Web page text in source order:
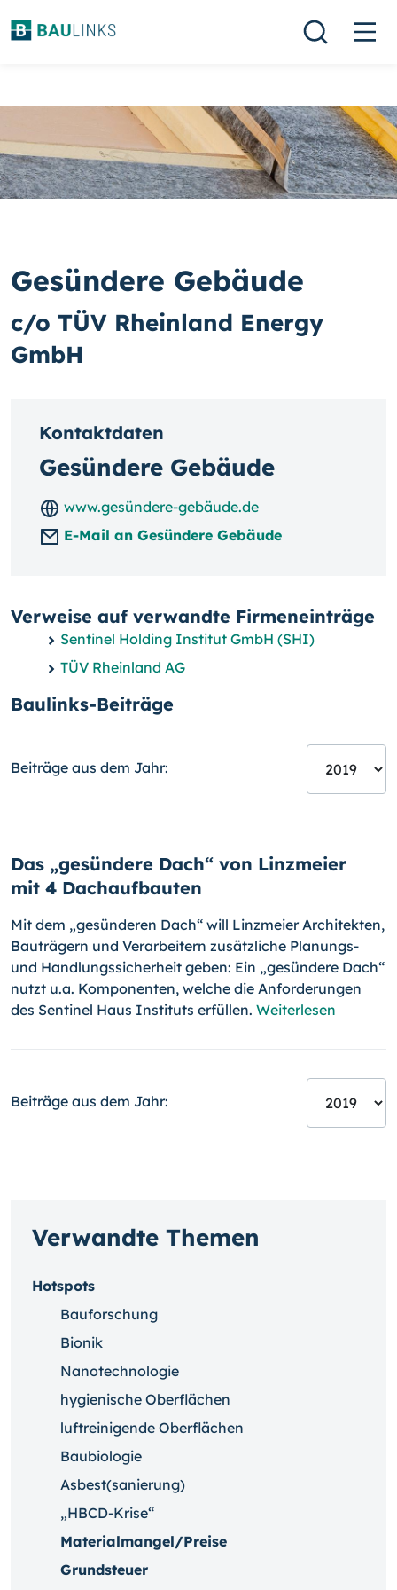
Gesündere Gebäude
c/o TÜV Rheinland Energy
GmbH
Kontaktdaten
Gesündere Gebäude
www.gesündere-gebäude.de
E-Mail an Gesündere Gebäude
Verweise auf verwandte Firmeneinträge
Sentinel Holding Institut GmbH (SHI)
TÜV Rheinland AG
Baulinks-Beiträge
Beiträge aus dem Jahr:
Das „gesündere Dach“ von Linzmeier
mit 4 Dachaufbauten
Mit dem „gesünderen Dach“ will Linzmeier Architekten,
Bauträgern und Verarbeitern zusätzliche Planungs-
und Handlungssicherheit geben: Ein „gesündere Dach“
nutzt u.a. Komponenten, welche die Anforderungen
des Sentinel Haus Instituts erfüllen. Weiterlesen
Beiträge aus dem Jahr:
Verwandte Themen
Hotspots
Bauforschung
Bionik
Nanotechnologie
hygienische Oberflächen
luftreinigende Oberflächen
Baubiologie
Asbest(sanierung)
„HBCD-Krise“
Materialmangel/Preise
Grundsteuer